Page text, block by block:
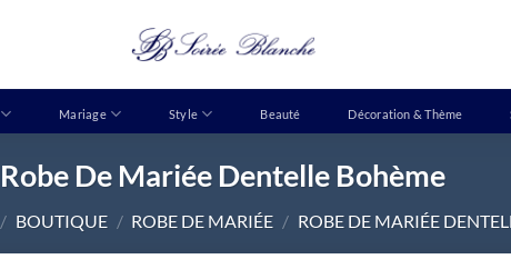
Mariage Style Beauté Décoration & Thème
Robe De Mariée Dentelle Bohème
/ BOUTIQUE / ROBE DE MARIÉE / ROBE DE MARIÉE